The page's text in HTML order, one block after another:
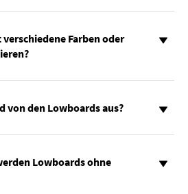
Farben oder
von den Lowboards aus?
Lowboards ohne